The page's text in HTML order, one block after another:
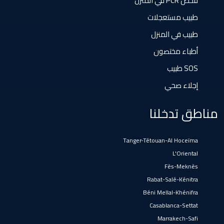
Guisser
Hattane
Oued Zem
طبيب مستعجلات
طبيب في المنزل
أطباء مختصون
SOS طبيب
إجلاء صحي
مناطق تدخلنا
Tanger-Tétouan-Al Hoceïma
L'Oriental
Fès-Meknès
Rabat-Salé-Kénitra
Béni Mellal-Khénifra
Casablanca-Settat
Marrakech-Safi